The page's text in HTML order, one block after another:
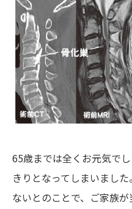
65歳までは全くお元気で
きりとなってしまいまし
ないとのことで、ご家族